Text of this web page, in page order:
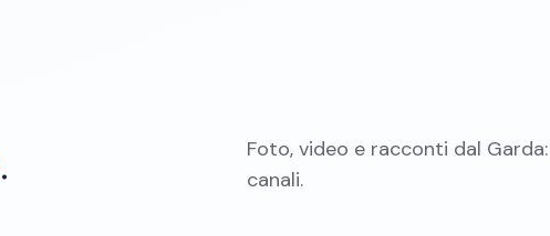
.
Foto, video e racconti dal
canali.